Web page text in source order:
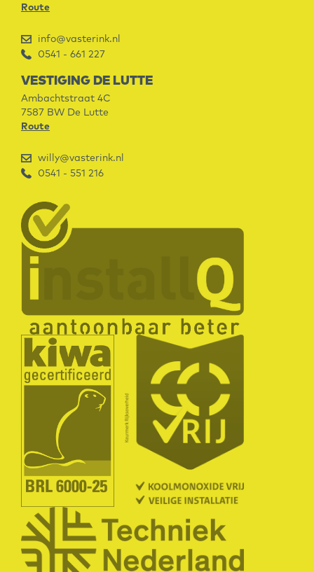
Route
info@vasterink.nl
0541 - 661 227
VESTIGING DE LUTTE
Ambachtstraat 4C
7587 BW De Lutte
Route
willy@vasterink.nl
0541 - 551 216